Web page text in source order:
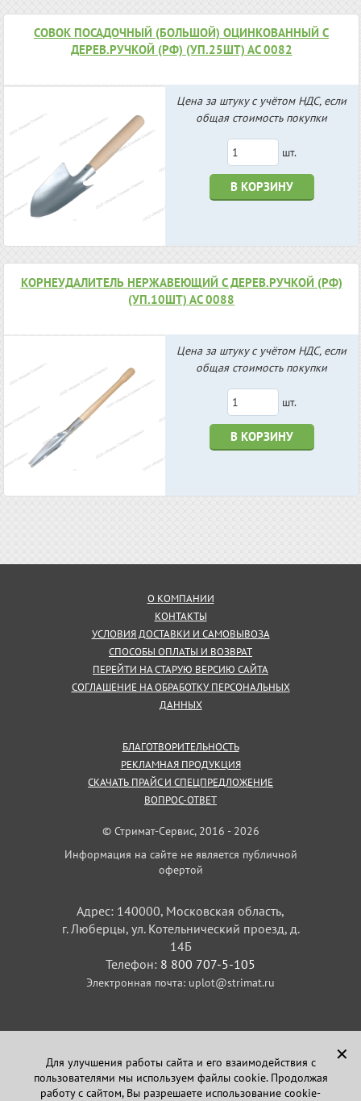
СОВОК ПОСАДОЧНЫЙ (БОЛЬШОЙ) ОЦИНКОВАННЫЙ С
ДЕРЕВ.РУЧКОЙ (РФ) (УП.25ШТ) АС 0082
Цена за штуку с учётом НДС, если
общая стоимость покупки
шт.
В КОРЗИНУ
КОРНЕУДАЛИТЕЛЬ НЕРЖАВЕЮЩИЙ С ДЕРЕВ.РУЧКОЙ (РФ)
(УП.10ШТ) АС 0088
Цена за штуку с учётом НДС, если
общая стоимость покупки
шт.
В КОРЗИНУ
О КОМПАНИИ
КОНТАКТЫ
УСЛОВИЯ ДОСТАВКИ И САМОВЫВОЗА
СПОСОБЫ ОПЛАТЫ И ВОЗВРАТ
ПЕРЕЙТИ НА СТАРУЮ ВЕРСИЮ САЙТА
СОГЛАШЕНИЕ НА ОБРАБОТКУ ПЕРСОНАЛЬНЫХ
ДАННЫХ
БЛАГОТВОРИТЕЛЬНОСТЬ
РЕКЛАМНАЯ ПРОДУКЦИЯ
СКАЧАТЬ ПРАЙС И СПЕЦПРЕДЛОЖЕНИЕ
ВОПРОС-ОТВЕТ
© Стримат-Сервис, 2016 - 2026
Информация на сайте не является публичной
офертой
Адрес: 140000, Московская область,
г. Люберцы, ул. Котельнический проезд, д.
14Б
Телефон: 8 800 707-5-105
Электронная почта: uplot@strimat.ru
Задайте вопрос
✕
Для улучшения работы сайта и его взаимодействия с
пользователями мы используем файлы cookie. Продолжая
работу с сайтом, Вы разрешаете использование cookie-